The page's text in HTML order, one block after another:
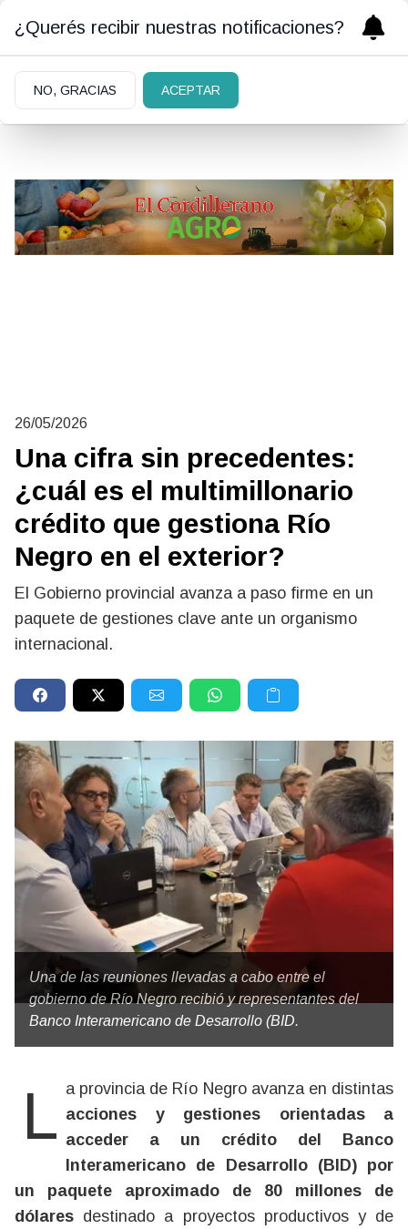
26/05/2026
Una cifra sin precedentes:
¿cuál es el multimillonario
crédito que gestiona Río
Negro en el exterior?
El Gobierno provincial avanza a paso firme en un
paquete de gestiones clave ante un organismo
internacional.
Una de las reuniones llevadas a cabo entre el
gobierno de Río Negro recibió y representantes del
Banco Interamericano de Desarrollo (BID.
La provincia de Río Negro avanza en distintas
acciones y gestiones orientadas a
acceder a un crédito del Banco
Interamericano de Desarrollo (BID) por
un paquete aproximado de 80 millones de
dólares destinado a proyectos productivos y de
¿Querés recibir nuestras notificaciones?
NO, GRACIAS ACEPTAR